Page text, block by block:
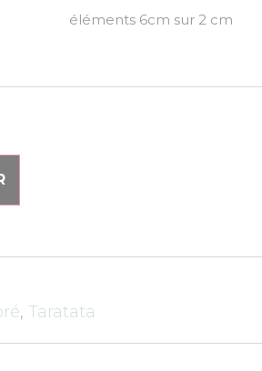
6cm sur 2 cm
, Taratata